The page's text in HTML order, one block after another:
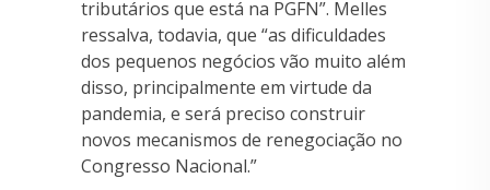
tributários que está na PGFN”. Melles
ressalva, todavia, que “as dificuldades
dos pequenos negócios vão muito além
disso, principalmente em virtude da
pandemia, e será preciso construir
novos mecanismos de renegociação no
Congresso Nacional.”